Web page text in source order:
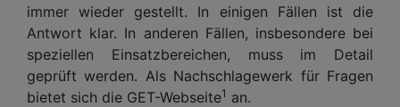
immer wieder gestellt. In einigen Fällen ist die
Antwort klar. In anderen Fällen, insbesondere bei
speziellen Einsatzbereichen, muss im Detail
geprüft werden. Als Nachschlagewerk für Fragen
bietet sich die GET-Webseite1 an.